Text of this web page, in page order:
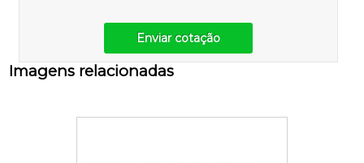
Enviar cotação
Imagens relacionadas